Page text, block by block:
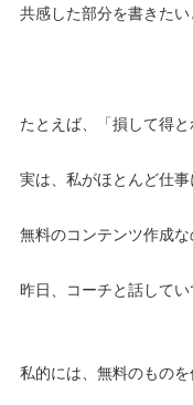
共感した部分を書きたい
たとえば、「損して得
実は、私がほとんど仕事
無料のコンテンツ作成な
昨日、コーチと話して
私的には、無料のものを